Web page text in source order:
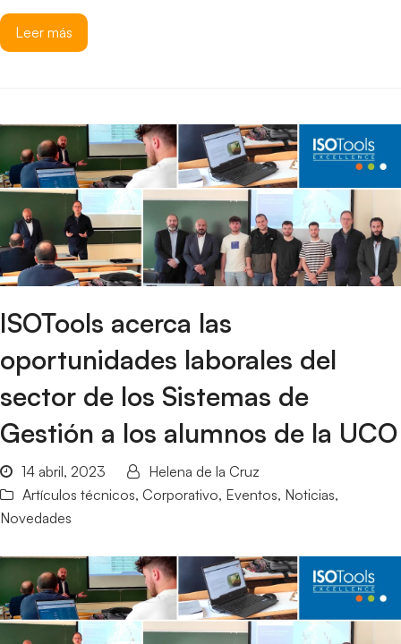
Leer más
ISOTools acerca las
oportunidades laborales del
sector de los Sistemas de
Gestión a los alumnos de la UCO
14 abril, 2023
Helena de la Cruz
Artículos técnicos, Corporativo, Eventos, Noticias,
Novedades